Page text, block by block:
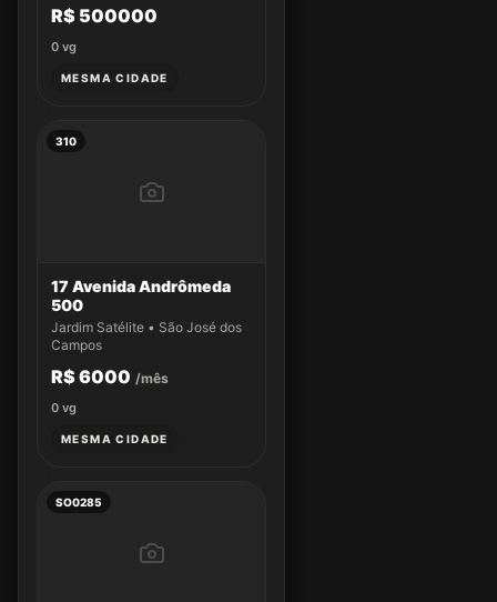
R$ 500000
0 vg
MESMA CIDADE
310
17 Avenida Andrômeda
500
Jardim Satélite • São José dos
Campos
R$ 6000 /mês
0 vg
MESMA CIDADE
SO0285